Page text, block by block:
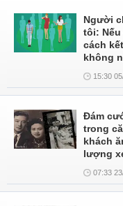
Người
tôi:
cách
không
15:30
Đám
trong
khách
lượng
07:33